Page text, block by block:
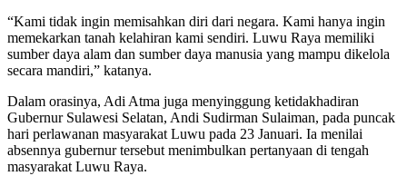
“Kami tidak ingin memisahkan diri dari negara. Kami hanya ingin
memekarkan tanah kelahiran kami sendiri. Luwu Raya memiliki
sumber daya alam dan sumber daya manusia yang mampu dikelola
secara mandiri,” katanya.
Dalam orasinya, Adi Atma juga menyinggung ketidakhadiran
Gubernur Sulawesi Selatan, Andi Sudirman Sulaiman, pada puncak
hari perlawanan masyarakat Luwu pada 23 Januari. Ia menilai
absennya gubernur tersebut menimbulkan pertanyaan di tengah
masyarakat Luwu Raya.